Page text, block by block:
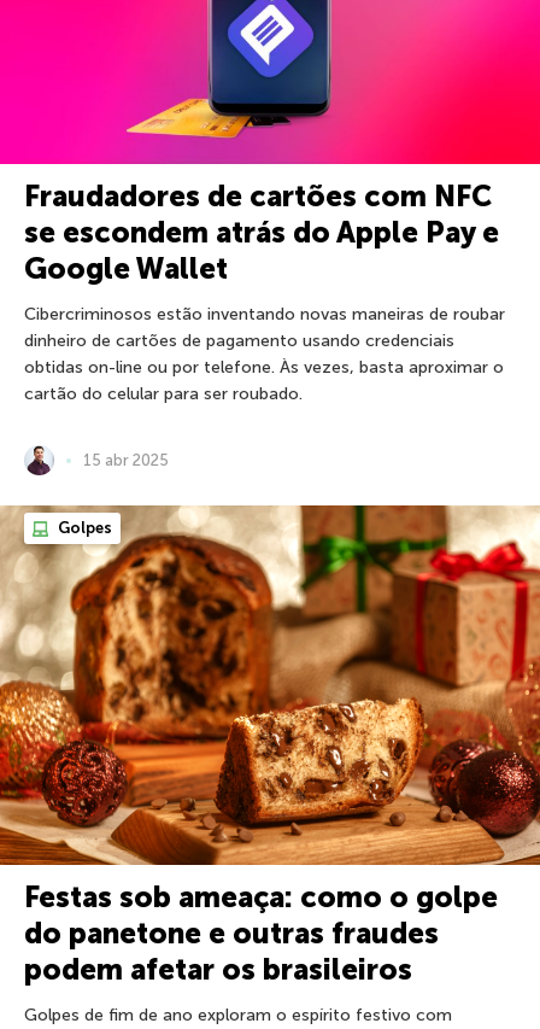
Fraudadores de cartões com NFC
se escondem atrás do Apple Pay e
Google Wallet
Cibercriminosos estão inventando novas maneiras de roubar
dinheiro de cartões de pagamento usando credenciais
obtidas on-line ou por telefone. Às vezes, basta aproximar o
cartão do celular para ser roubado.
15 abr 2025
Golpes
Festas sob ameaça: como o golpe
do panetone e outras fraudes
podem afetar os brasileiros
Golpes de fim de ano exploram o espírito festivo com